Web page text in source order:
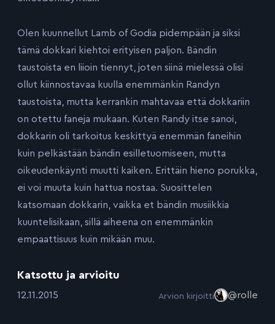
Olen kuunnellut Lamb of Godia pidempään ja siksi
tämä dokkari kiehtoi erityisen paljon. Bändin
taustoista en liioin tiennyt, joten siinä mielessä olisi
ollut kiinnostavaa kuulla enemmänkin Randyn
taustoista, mutta kerrankin mahtavaa että dokkariin
on otettu faneja mukaan. Kuten Randy itse sanoi,
dokkarin oli tarkoitus keskittyä enemmän faneihin
kuin pelkästään bändin esilletuomiseen, mutta
oikeudenkäynti muutti kaiken. Erittäin hieno porukka,
ei voi muuta kuin hattua nostaa. Suosittelen
katsomaan dokkarin, vaikka et bändin musiikkia
kuuntelisikaan, sillä aiheena on enemmänkin
empaattisuus kuin mikään muu.
Katsottu ja arvioitu
:12.11.2015 Arvion kirjoitti @rolle